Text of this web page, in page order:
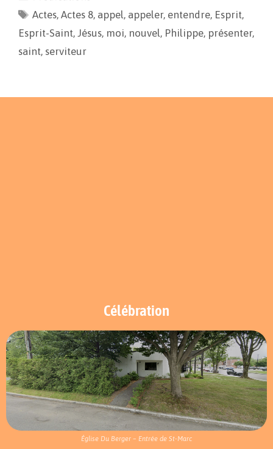
o
i
n
k
g
Actes,Actes 8, appel, appeler, entendre, Esprit,
Esprit-Saint, Jésus, moi, nouvel, Philippe, présenter,
saint, serviteur
Célébration
Église Du Berger – Entrée de St-Marc